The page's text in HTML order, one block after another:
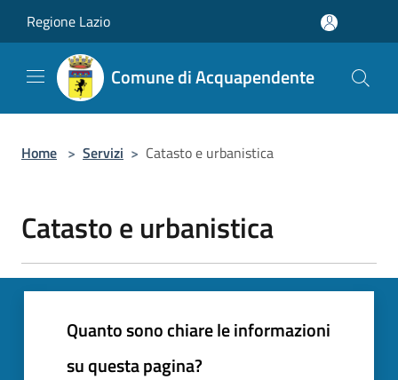
Regione Lazio
Comune di Acquapendente
Home > Servizi > Catasto e urbanistica
Catasto e urbanistica
Quanto sono chiare le informazioni
su questa pagina?